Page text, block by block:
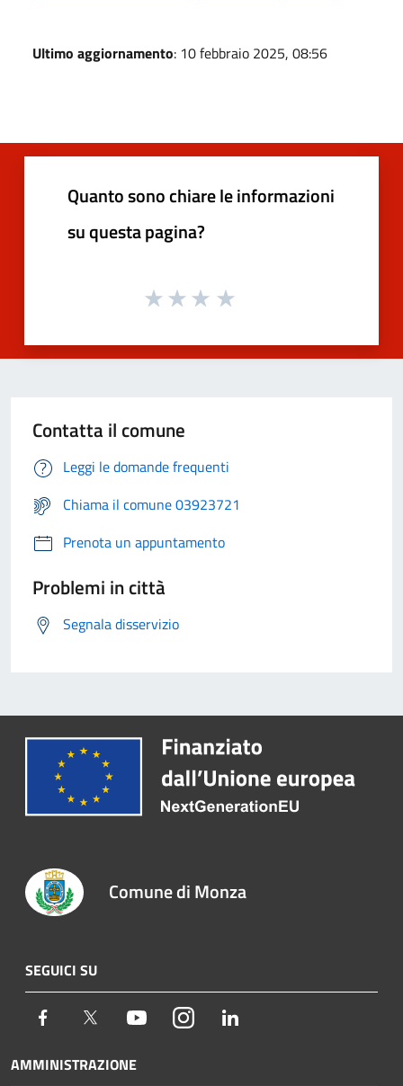
Ultimo aggiornamento: 10 febbraio 2025, 08:56
Quanto sono chiare le informazioni
su questa pagina?
Contatta il comune
Leggi le domande frequenti
Chiama il comune 03923721
Prenota un appuntamento
Problemi in città
Segnala disservizio
Comune di Monza
SEGUICI SU
Facebook Twitter YoutubeInstagram
AMMINISTRAZIONE